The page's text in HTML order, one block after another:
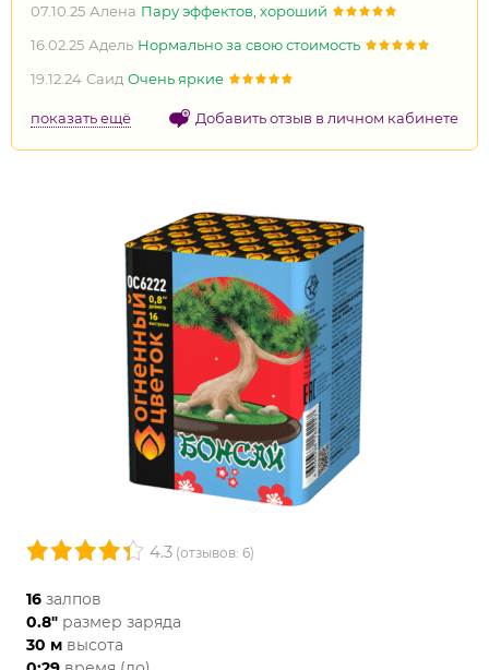
07.10.25 Алена Пару эффектов, хороший
16.02.25 Адель Нормально за свою стоимость
19.12.24 Саид Очень яркие
показать ещё Добавить отзыв в личном кабинете
4.3 (отзывов: 6)
16 залпов
0.8" размер заряда
30 м высота